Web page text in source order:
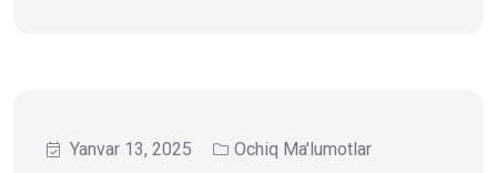
Yanvar 13, 2025 Ochiq Ma'lumotlar